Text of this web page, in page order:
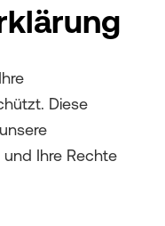
Diese
Ihre Rechte